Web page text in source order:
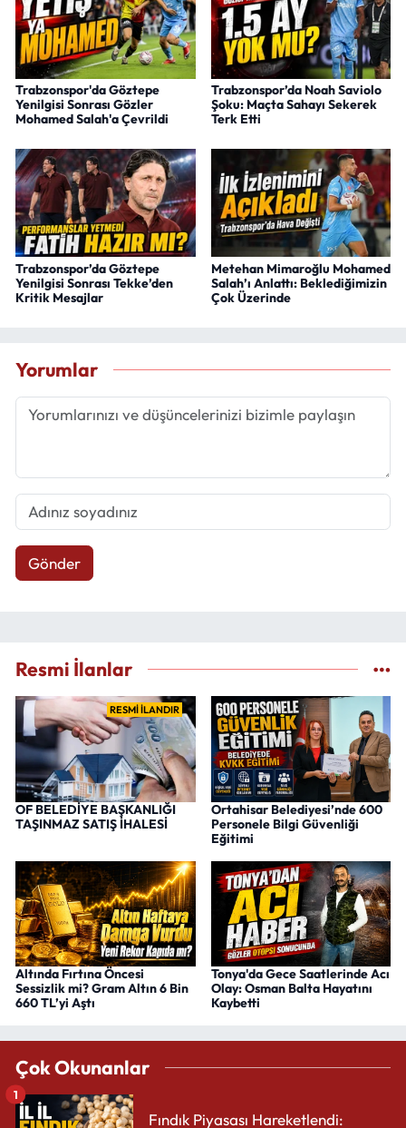
Trabzonspor'da Göztepe
Yenilgisi Sonrası Gözler
Mohamed Salah'a Çevrildi
Trabzonspor’da Noah Saviolo
Şoku: Maçta Sahayı Sekerek
Terk Etti
Trabzonspor’da Göztepe
Yenilgisi Sonrası Tekke’den
Kritik Mesajlar
Metehan Mimaroğlu Mohamed
Salah’ı Anlattı: Beklediğimizin
Çok Üzerinde
Yorumlar
Gönder
Resmi İlanlar
RESMİ İLANDIR
OF BELEDİYE BAŞKANLIĞI
TAŞINMAZ SATIŞ İHALESİ
Ortahisar Belediyesi’nde 600
Personele Bilgi Güvenliği
Eğitimi
Altında Fırtına Öncesi
Sessizlik mi? Gram Altın 6 Bin
660 TL’yi Aştı
Tonya'da Gece Saatlerinde Acı
Olay: Osman Balta Hayatını
Kaybetti
Çok Okunanlar
Fındık Piyasası Hareketlendi:
1